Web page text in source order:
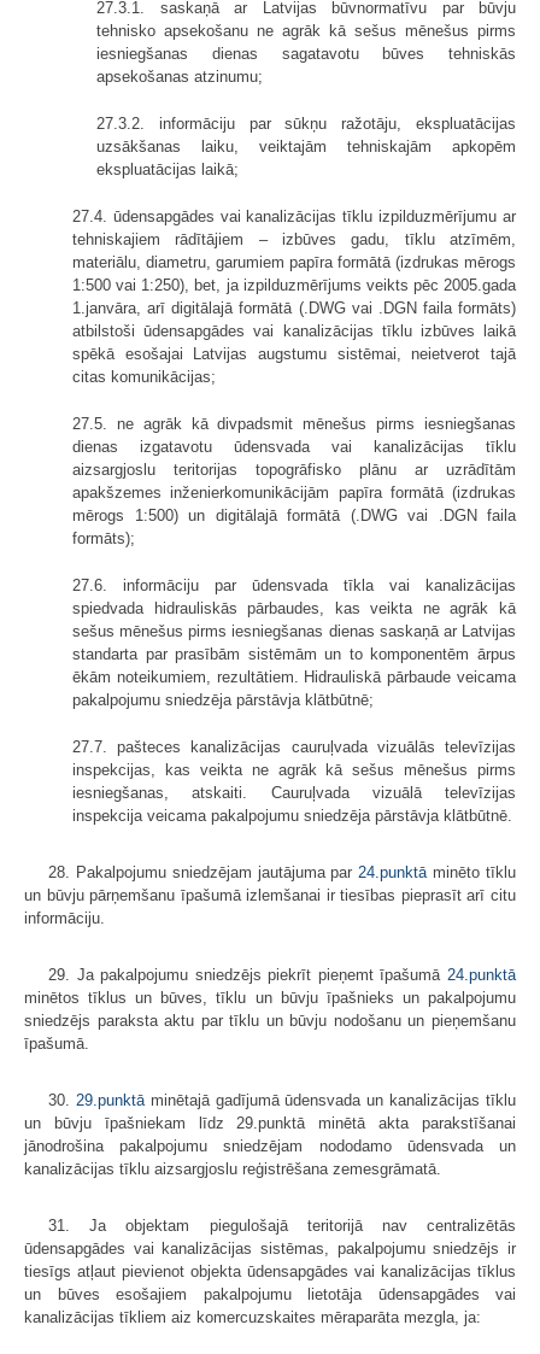
27.3.1. saskaņā ar Latvijas būvnormatīvu par būvju
tehnisko apsekošanu ne agrāk kā sešus mēnešus pirms
iesniegšanas dienas sagatavotu būves tehniskās
apsekošanas atzinumu;
27.3.2. informāciju par sūkņu ražotāju, ekspluatācijas
uzsākšanas laiku, veiktajām tehniskajām apkopēm
ekspluatācijas laikā;
27.4. ūdensapgādes vai kanalizācijas tīklu izpilduzmērījumu ar
tehniskajiem rādītājiem – izbūves gadu, tīklu atzīmēm,
materiālu, diametru, garumiem papīra formātā (izdrukas mērogs
1:500 vai 1:250), bet, ja izpilduzmērījums veikts pēc 2005.gada
1.janvāra, arī digitālajā formātā (.DWG vai .DGN faila formāts)
atbilstoši ūdensapgādes vai kanalizācijas tīklu izbūves laikā
spēkā esošajai Latvijas augstumu sistēmai, neietverot tajā
citas komunikācijas;
27.5. ne agrāk kā divpadsmit mēnešus pirms iesniegšanas
dienas izgatavotu ūdensvada vai kanalizācijas tīklu
aizsargjoslu teritorijas topogrāfisko plānu ar uzrādītām
apakšzemes inženierkomunikācijām papīra formātā (izdrukas
mērogs 1:500) un digitālajā formātā (.DWG vai .DGN faila
formāts);
27.6. informāciju par ūdensvada tīkla vai kanalizācijas
spiedvada hidrauliskās pārbaudes, kas veikta ne agrāk kā
sešus mēnešus pirms iesniegšanas dienas saskaņā ar Latvijas
standarta par prasībām sistēmām un to komponentēm ārpus
ēkām noteikumiem, rezultātiem. Hidrauliskā pārbaude veicama
pakalpojumu sniedzēja pārstāvja klātbūtnē;
27.7. pašteces kanalizācijas cauruļvada vizuālās televīzijas
inspekcijas, kas veikta ne agrāk kā sešus mēnešus pirms
iesniegšanas, atskaiti. Cauruļvada vizuālā televīzijas
inspekcija veicama pakalpojumu sniedzēja pārstāvja klātbūtnē.
28. Pakalpojumu sniedzējam jautājuma par24.punktāminēto tīklu
un būvju pārņemšanu īpašumā izlemšanai ir tiesības pieprasīt arī citu
informāciju.
29. Ja pakalpojumu sniedzējs piekrīt pieņemt īpašumā 24.punktā
minētos tīklus un būves, tīklu un būvju īpašnieks un pakalpojumu
sniedzējs paraksta aktu par tīklu un būvju nodošanu un pieņemšanu
īpašumā.
30. 29.punktāminētajā gadījumā ūdensvada un kanalizācijas tīklu
un būvju īpašniekam līdz 29.punktā minētā akta parakstīšanai
jānodrošina pakalpojumu sniedzējam nododamo ūdensvada un
kanalizācijas tīklu aizsargjoslu reģistrēšana zemesgrāmatā.
31. Ja objektam piegulošajā teritorijā nav centralizētās
ūdensapgādes vai kanalizācijas sistēmas, pakalpojumu sniedzējs ir
tiesīgs atļaut pievienot objekta ūdensapgādes vai kanalizācijas tīklus
un būves esošajiem pakalpojumu lietotāja ūdensapgādes vai
kanalizācijas tīkliem aiz komercuzskaites mēraparāta mezgla, ja: